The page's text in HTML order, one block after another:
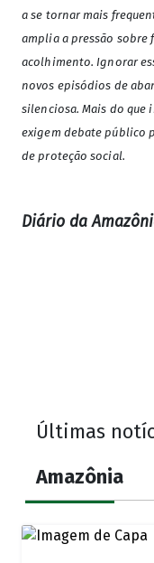
a se tornar mais
amplia a pressão sobre
acolhimento. Ignorar
novos episódios de
silenciosa. Mais do que
exigem debate público
de proteção social.
Diário da
Últimas
Amazônia